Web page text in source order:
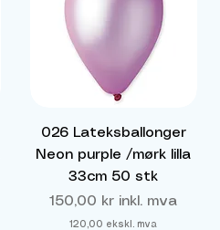
026 Lateksballonger
Neon purple /mørk lilla
33cm 50 stk
Pris
150,00 kr inkl. mva
120,00 ekskl. mva